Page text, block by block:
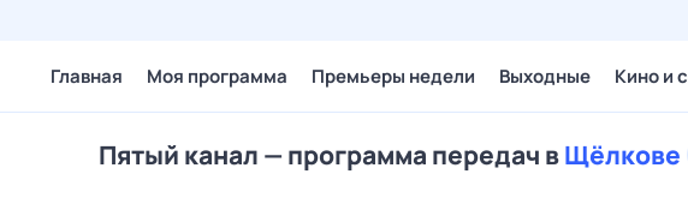
Главная Моя программа Премьеры недели Выходные Кино и
Пятый канал — программа передач вЩёлкове